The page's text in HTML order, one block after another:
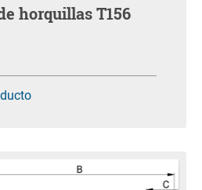
horquillas T156